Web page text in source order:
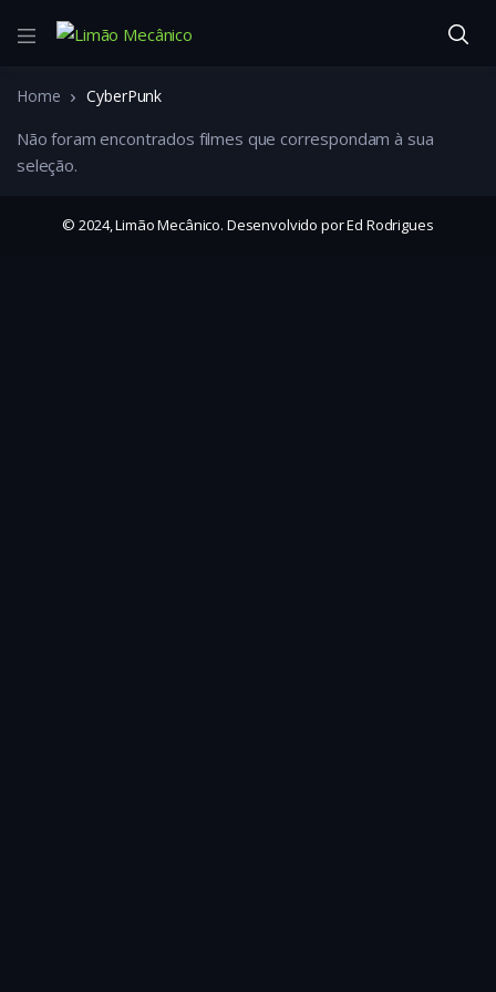
Home CyberPunk
Não foram encontrados filmes que correspondam à sua
seleção.
© 2024, Limão Mecânico. Desenvolvido por Ed Rodrigues